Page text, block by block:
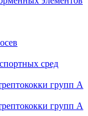
сред
групп A
групп A